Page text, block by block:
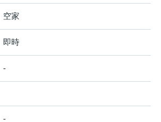
空家
即時
-
-